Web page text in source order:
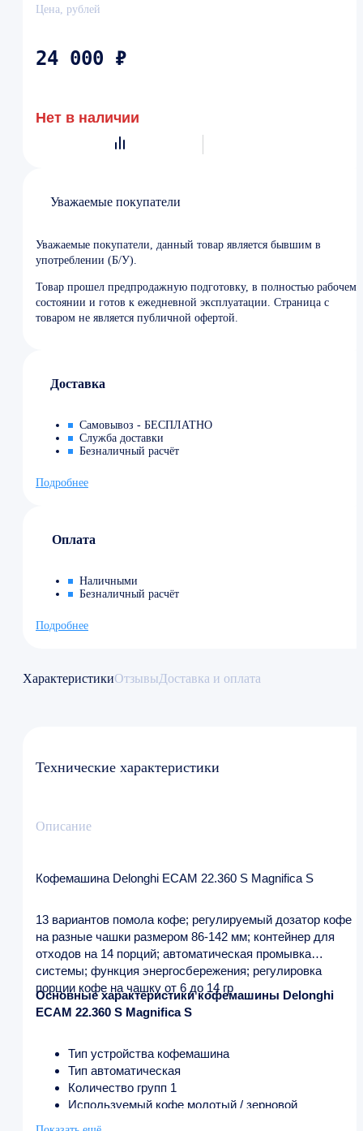
Цена, рублей
24 000 ₽
Нет в наличии
Уважаемые покупатели
Уважаемые покупатели, данный товар является бывшим в
употреблении (Б/У).
Товар прошел предпродажную подготовку, в полностью рабочем
состоянии и готов к ежедневной эксплуатации. Страница с
товаром не является публичной офертой.
Доставка
Самовывоз - БЕСПЛАТНО
Служба доставки
Безналичный расчёт
Подробнее
Оплата
Наличными
Безналичный расчёт
Подробнее
ХарактеристикиОтзывыДоставка и оплата
Технические характеристики
Описание
Кофемашина Delonghi ECAM 22.360 S Magnifica S
13 вариантов помола кофе; регулируемый дозатор кофе
на разные чашки размером 86-142 мм; контейнер для
отходов на 14 порций; автоматическая промывка
системы; функция энергосбережения; регулировка
порции кофе на чашку от 6 до 14 гр
Основные характеристики кофемашины Delonghi
ECAM 22.360 S Magnifica S
Тип устройства кофемашина
Тип автоматическая
Количество групп 1
Используемый кофе молотый / зерновой